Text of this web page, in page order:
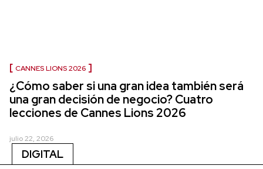
CANNES LIONS 2026
¿Cómo saber si una gran idea también será
una gran decisión de negocio? Cuatro
lecciones de Cannes Lions 2026
julio 22, 2026
DIGITAL